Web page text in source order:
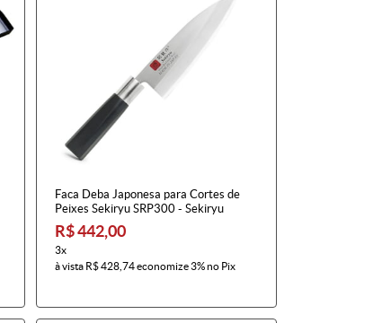
Faca Deba Japonesa para Cortes de
Peixes Sekiryu SRP300 - Sekiryu
R$ 442,00
3x
à vista R$ 428,74economize3%no Pix